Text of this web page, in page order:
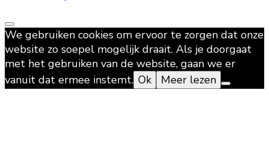
We gebruiken cookies om ervoor te zorgen dat onze
website zo soepel mogelijk draait. Als je doorgaat
met het gebruiken van de website, gaan we er
vanuit dat ermee instemt. Ok Meer lezen